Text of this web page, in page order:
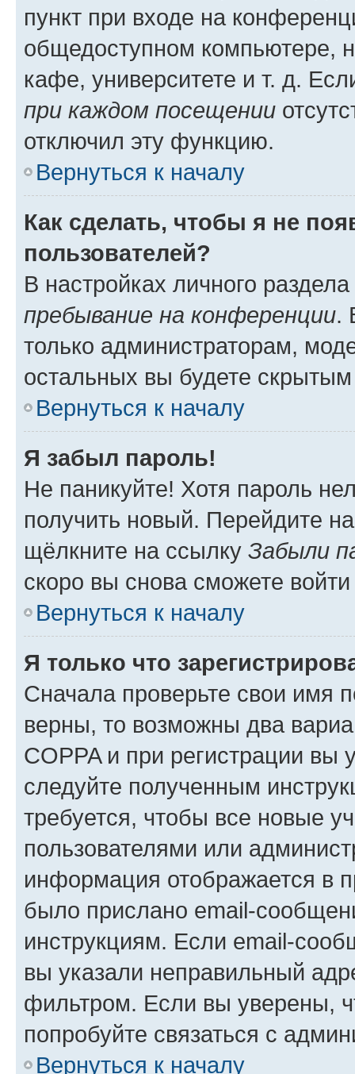
пункт при входе на
общедоступном компьютере,
кафе, университете и т. д.
при каждом посещении
отключил эту функцию.
Вернуться к началу
Как сделать, чтобы я не
пользователей?
В настройках личного
пребывание на конференции.
только администраторам,
остальных вы будете
Вернуться к началу
Я забыл пароль!
Не паникуйте! Хотя пароль
получить новый. Перейдите
щёлкните на ссылку Забыли
скоро вы снова сможете
Вернуться к началу
Я только что
Сначала проверьте свои имя
верны, то возможны два
COPPA и при регистрации вы
следуйте полученным
требуется, чтобы все новые
пользователями или
информация отображается в
было прислано email-
инструкциям. Если email-
вы указали неправильный
фильтром. Если вы уверены,
попробуйте связаться с
Вернуться к началу